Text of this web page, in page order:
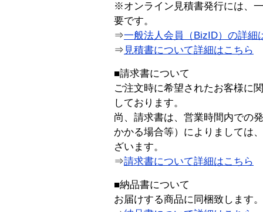
※オンライン見積書発行には、
要です。
⇒一般法人会員（BizID）の詳細
⇒ 見積書について詳細はこちら
■請求書について
ご注文時に希望されたお客様に
しております。
尚、請求書は、営業時間内での
かかる場合等）によりましては
ざいます。
⇒請求書について詳細はこちら
■納品書について
お届けする商品に同梱致します。